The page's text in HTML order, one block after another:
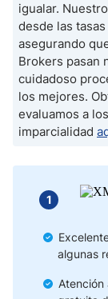
igualar.
desde las
asegurando
Brokers pasan
cuidadoso
los mejores.
evaluamos a
imparcialidad
1
algunas
Atención